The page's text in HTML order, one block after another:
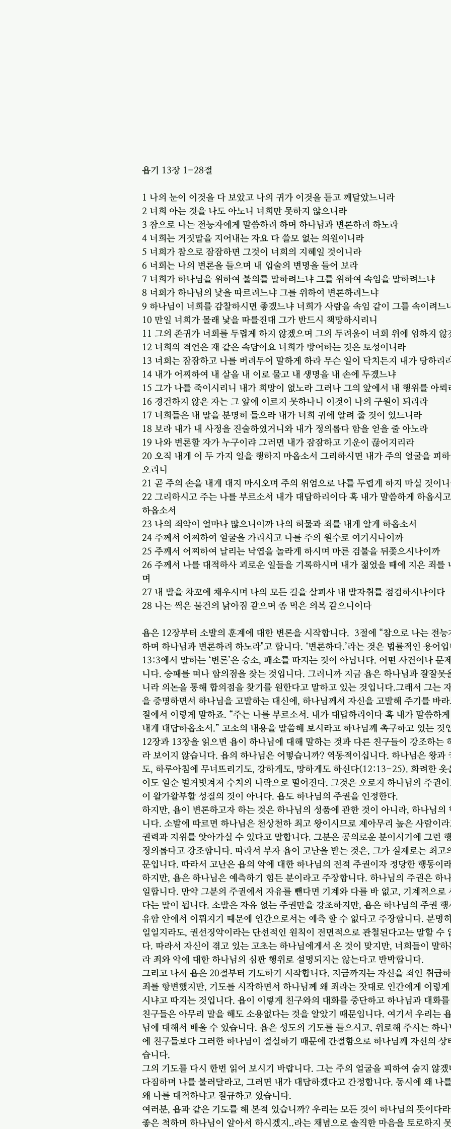
욥기 13장 1-28절
1 나의 눈이 이것을 다 보았고 나의 귀가 이것을 듣고 깨달았느니라
2 너희 아는 것을 나도 아노니 너희만 못하지 않으니라
3 참으로 나는 전능자에게 말씀하려 하며 하나님과 변론하려 하노라
4 너희는 거짓말을 지어내는 자요 다 쓸모 없는 의원이니라
5 너희가 참으로 잠잠하면 그것이 너희의 지혜일 것이니라
6 너희는 나의 변론을 들으며 내 입술의 변명을 들어 보라
7 너희가 하나님을 위하여 불의를 말하려느냐 그를 위하여 속임을 말하려느냐
8 너희가 하나님의 낯을 따르려느냐 그를 위하여 변론하려느냐
9 하나님이 너희를 감찰하시면 좋겠느냐 너희가 사람을 속임 같이 그를 속이려느
10 만일 너희가 몰래 낯을 따를진대 그가 반드시 책망하시리니
11 그의 존귀가 너희를 두렵게 하지 않겠으며 그의 두려움이 너희 위에 임하지 않
12 너희의 격언은 재 같은 속담이요 너희가 방어하는 것은 토성이니라
13 너희는 잠잠하고 나를 버려두어 말하게 하라 무슨 일이 닥치든지 내가 당하리
14 내가 어찌하여 내 살을 내 이로 물고 내 생명을 내 손에 두겠느냐
15 그가 나를 죽이시리니 내가 희망이 없노라 그러나 그의 앞에서 내 행위를 아뢰
16 경건하지 않은 자는 그 앞에 이르지 못하나니 이것이 나의 구원이 되리라
17 너희들은 내 말을 분명히 들으라 내가 너희 귀에 알려 줄 것이 있느니라
18 보라 내가 내 사정을 진술하였거니와 내가 정의롭다 함을 얻을 줄 아노라
19 나와 변론할 자가 누구이랴 그러면 내가 잠잠하고 기운이 끊어지리라
20 오직 내게 이 두 가지 일을 행하지 마옵소서 그리하시면 내가 주의 얼굴을 피
오리니
21 곧 주의 손을 내게 대지 마시오며 주의 위엄으로 나를 두렵게 하지 마실 것이
22 그리하시고 주는 나를 부르소서 내가 대답하리이다 혹 내가 말씀하게 하옵시
하옵소서
23 나의 죄악이 얼마나 많으니이까 나의 허물과 죄를 내게 알게 하옵소서
24 주께서 어찌하여 얼굴을 가리시고 나를 주의 원수로 여기시나이까
25 주께서 어찌하여 날리는 낙엽을 놀라게 하시며 마른 검불을 뒤쫓으시나이까
26 주께서 나를 대적하사 괴로운 일들을 기록하시며 내가 젊었을 때에 지은 죄를
며
27 내 발을 차꼬에 채우시며 나의 모든 길을 살피사 내 발자취를 점검하시나이다
28 나는 썩은 물건의 낡아짐 같으며 좀 먹은 의복 같으니이다
욥은 12장부터 소발의 훈계에 대한 변론을 시작합니다.  3절에 “참으로 나는 전능
하며 하나님과 변론하려 하노라"고 합니다. ‘변론하다.’라는 것은 법률적인 용어
13:3에서 말하는 ‘변론’은 승소, 패소를 따지는 것이 아닙니다. 어떤 사건이나 문
니다. 승패를 떠나 합의점을 찾는 것입니다. 그러니까 지금 욥은 하나님과 잘잘못
니라 의논을 통해 합의점을 찾기를 원한다고 말하고 있는 것입니다.그래서 그는
을 증명하면서 하나님을 고발하는 대신에, 하나님께서 자신을 고발해 주기를 바
절에서 이렇게 말하죠. “주는 나를 부르소서. 내가 대답하리이다 혹 내가 말씀하
내게 대답하옵소서.” 고소의 내용을 말씀해 보시라고 하나님께 촉구하고 있는 것
12장과 13장을 읽으면 욥이 하나님에 대해 말하는 것과 다른 친구들이 강조하는
라 보이지 않습니다. 욥의 하나님은 어떻습니까? 역동적이십니다. 하나님은 왕과
도, 하루아침에 무너뜨리기도, 강하게도, 망하게도 하신다(12:13-25). 화려한 옷
이도 일순 벌거벗겨져 수치의 나락으로 떨어진다. 그것은 오로지 하나님의 주권
이 왈가왈부할 성질의 것이 아니다. 욥도 하나님의 주권을 인정한다.
하지만, 욥이 변론하고자 하는 것은 하나님의 성품에 관한 것이 아니라, 하나님의
니다. 소발에 따르면 하나님은 천상천하 최고 왕이시므로 제아무리 높은 사람이
권력과 지위를 앗아가실 수 있다고 말합니다. 그분은 공의로운 분이시기에 그런
정의롭다고 강조합니다. 따라서 부자 욥이 고난을 받는 것은, 그가 실제로는 최고
문입니다. 따라서 고난은 욥의 악에 대한 하나님의 전적 주권이자 정당한 행동이
하지만, 욥은 하나님은 예측하기 힘든 분이라고 주장합니다. 하나님의 주권은 하
일합니다. 만약 그분의 주권에서 자유를 뺀다면 기계와 다를 바 없고, 기계적으로
다는 말이 됩니다. 소발은 자유 없는 주권만을 강조하지만, 욥은 하나님의 주권
유함 안에서 이뤄지기 때문에 인간으로서는 예측 할 수 없다고 주장합니다. 분명
일일지라도, 권선징악이라는 단선적인 원칙이 전면적으로 관철된다고는 말할 수
다. 따라서 자신이 겪고 있는 고초는 하나님에게서 온 것이 맞지만, 너희들이 말
라 죄와 악에 대한 하나님의 심판 행위로 설명되지는 않는다고 반박합니다.
그리고 나서 욥은 20절부터 기도하기 시작합니다. 지금까지는 자신을 죄인 취급
죄를 항변했지만, 기도를 시작하면서 하나님께 왜 죄라는 잣대로 인간에게 이렇
시냐고 따지는 것입니다. 욥이 이렇게 친구와의 대화를 중단하고 하나님과 대화
친구들은 아무리 말을 해도 소용없다는 것을 알았기 때문입니다. 여기서 우리는
님에 대해서 배울 수 있습니다. 욥은 성도의 기도를 들으시고, 위로해 주시는 하나
에 친구들보다 그러한 하나님이 절실하기 때문에 간절함으로 하나님께 자신의 상
습니다.
그의 기도를 다시 한번 읽어 보시기 바랍니다. 그는 주의 얼굴을 피하여 숨지 않겠
다짐하며 나를 불러달라고, 그러면 내가 대답하겠다고 간정합니다. 동시에 왜 나
왜 나를 대적하냐고 절규하고 있습니다.
여러분, 욥과 같은 기도를 해 본적 있습니까? 우리는 모든 것이 하나님의 뜻이다
좋은 척하며 하나님이 알아서 하시겠지..라는 채념으로 솔직한 마음을 토로하지